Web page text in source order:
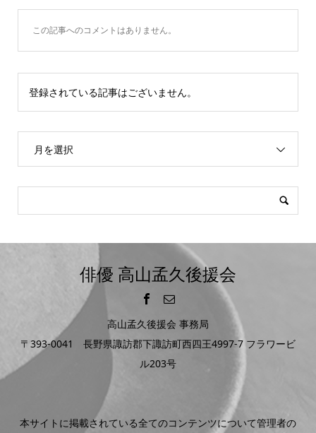
この記事へのコメントはありません。
登録されている記事はございません。
月を選択
俳優 高山孟久後援会
高山孟久後援会 事務局
〒393-0041 長野県諏訪郡下諏訪町西四王4997-7 フラワービ
ル203号
本サイトに掲載されている全てのコンテンツについて管理者の